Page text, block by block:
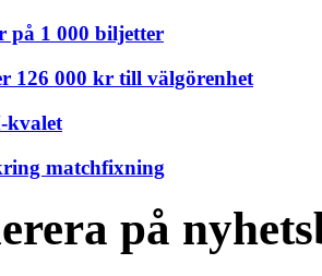
på 1 000 biljetter
126 000 kr till välgörenhet
kvalet
matchfixning
på